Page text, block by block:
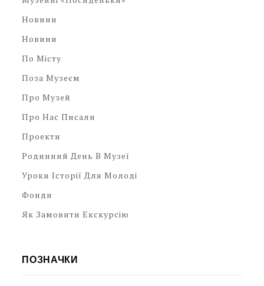
Новини
Новини
По Місту
Поза Музеєм
Про Музей
Про Нас Писали
Проекти
Родинний День В Музеї
Уроки Історії Для Молоді
Фонди
Як Замовити Екскурсію
ПОЗНАЧКИ